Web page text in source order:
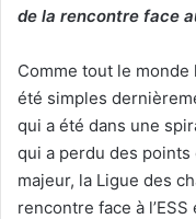
de la rencontre face
Comme tout le monde
été simples
qui a été dans une
qui a perdu des
majeur, la Ligue des
rencontre face à